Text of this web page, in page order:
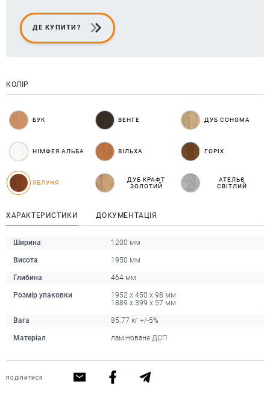
ДЕ КУПИТИ?
КОЛІР
БУК ВЕНГЕ ДУБ СОНОМА
НІМФЕЯ АЛЬБА ВІЛЬХА ГОРІХ
ЯБЛУНЯ
ДУБ КРАФТ
ЗОЛОТИЙ
АТЕЛЬЄ
СВІТЛИЙ
ХАРАКТЕРИСТИКИ ДОКУМЕНТАЦІЯ
Ширина 1200 мм
Висота 1950 мм
Глибина 464 мм
Розмір упаковки
1952 x 450 x 98 мм
1889 x 399 x 57 мм
Вага 85.77 кг +/-5%
Матеріал ламіноване ДСП
ПОДІЛИТИСЯ